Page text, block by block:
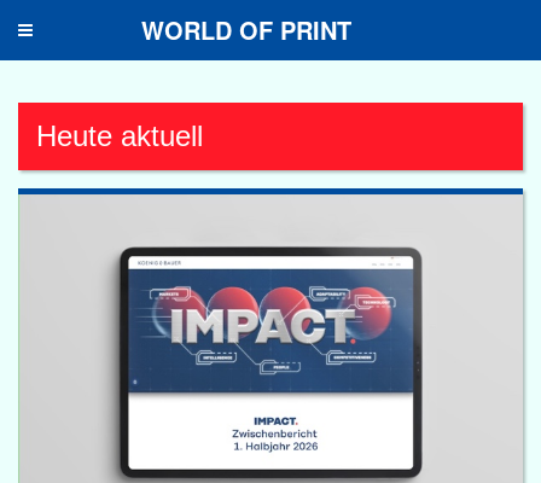
Toggle
WORLD OF PRINT
Heute aktuell